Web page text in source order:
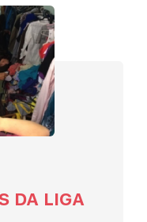
DA LIGA